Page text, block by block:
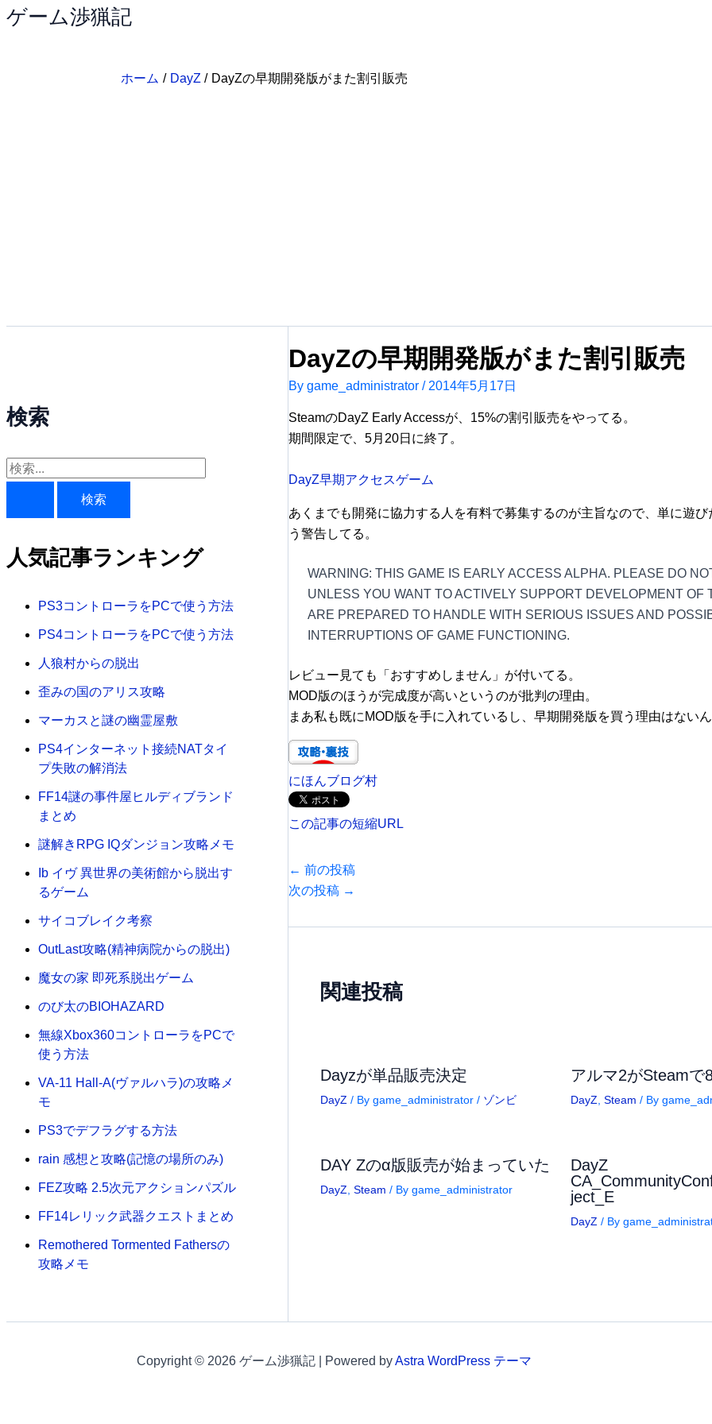
内
ゲーム渉猟記
ホーム DayZ DayZの早期開発版がまた割引販売
検索
検
対
象
:人気記事ランキング
PS3コントローラをPCで使う方法
PS4コントローラをPCで使う方法
人狼村からの脱出
歪みの国のアリス攻略
マーカスと謎の幽霊屋敷
PS4インターネット接続NATタイ
プ失敗の解消法
FF14謎の事件屋ヒルディブランド
まとめ
謎解きRPG IQダンジョン攻略メモ
Ib イヴ 異世界の美術館から脱出す
るゲーム
サイコブレイク考察
OutLast攻略(精神病院からの脱出)
魔女の家 即死系脱出ゲーム
のび太のBIOHAZARD
無線Xbox360コントローラをPCで
使う方法
VA-11 Hall-A(ヴァルハラ)の攻略メ
モ
PS3でデフラグする方法
rain 感想と攻略(記憶の場所のみ)
FEZ攻略 2.5次元アクションパズル
FF14レリック武器クエストまとめ
Remothered Tormented Fathersの
攻略メモ
DayZの早期開発版がまた割引販売
By game_administrator / 2014年5月17日
SteamのDayZ Early Accessが、15%の割引販売をやってる。
期間限定で、5月20日に終了。
DayZ早期アクセスゲーム
あくまでも開発に協力する人を有料で募集するのが主旨なので、単に遊び
う警告してる。
WARNING: THIS GAME IS EARLY ACCESS ALPHA. PLEASE DO
UNLESS YOU WANT TO ACTIVELY SUPPORT DEVELOPMENT OF
ARE PREPARED TO HANDLE WITH SERIOUS ISSUES AND
INTERRUPTIONS OF GAME FUNCTIONING.
レビュー見ても「おすすめしません」が付いてる。
MOD版のほうが完成度が高いというのが批判の理由。
まあ私も既にMOD版を手に入れているし、早期開発版を買う理由はないん
にほんブログ村
この記事の短縮URL
← 前の投稿
次の投稿 →
関連投稿
Dayzが単品販売決定
DayZ / By game_administrator / ゾンビ
アルマ2がSteamで
DayZ Steam / By
DAY Zのα版販売が始まっていた
DayZ Steam / By game_administrator
DayZ
ject_E
DayZ / By
Copyright © 2026 ゲーム渉猟記 | Powered byAstra WordPress テーマ